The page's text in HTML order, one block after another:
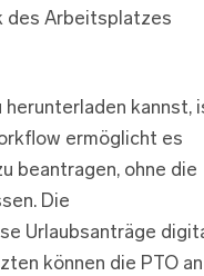
des Arbeitsplatzes
herunterladen kannst,
ermöglicht es
beantragen, ohne die
Die
Urlaubsanträge
können die PTO an